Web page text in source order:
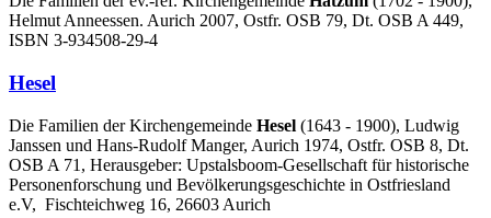
Helmut Anneessen. Aurich 2007, Ostfr. OSB 79, Dt. OSB A 449,
ISBN 3-934508-29-4
Hesel
Die Familien der Kirchengemeinde Hesel (1643 - 1900), Ludwig
Janssen und Hans-Rudolf Manger, Aurich 1974, Ostfr. OSB 8, Dt.
OSB A 71, Herausgeber: Upstalsboom-Gesellschaft für historische
Personenforschung und Bevölkerungsgeschichte in Ostfriesland
e.V, Fischteichweg 16, 26603 Aurich